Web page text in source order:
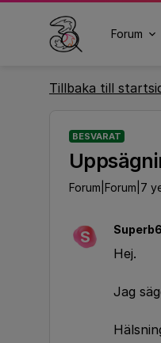
Forum
Tillbaka till
BESVARAT
Forum|Forum|7
S
Hej.
Jag